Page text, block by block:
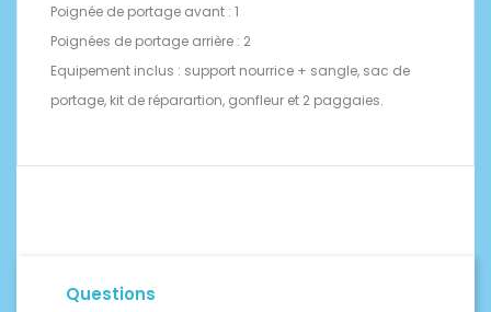
Poignée de portage avant : 1
Poignées de portage arrière : 2
Equipement inclus : support nourrice + sangle, sac de
portage, kit de réparartion, gonfleur et 2 paggaies.
Questions